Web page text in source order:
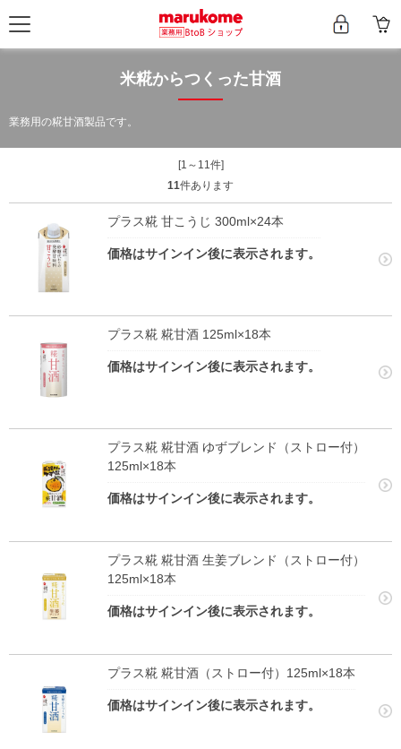
米糀からつくった甘酒
業務用の糀甘酒製品です。
[1～11件]
11件あります
プラス糀 甘こうじ 300ml×24本
価格はサインイン後に表示されます。
プラス糀 糀甘酒 125ml×18本
価格はサインイン後に表示されます。
プラス糀 糀甘酒 ゆずブレンド（ストロー付）
125ml×18本
価格はサインイン後に表示されます。
プラス糀 糀甘酒 生姜ブレンド（ストロー付）
125ml×18本
価格はサインイン後に表示されます。
プラス糀 糀甘酒（ストロー付）125ml×18本
価格はサインイン後に表示されます。